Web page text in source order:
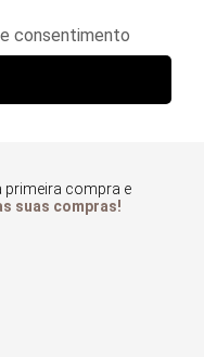
consentimento
primeira compra e
suas compras!